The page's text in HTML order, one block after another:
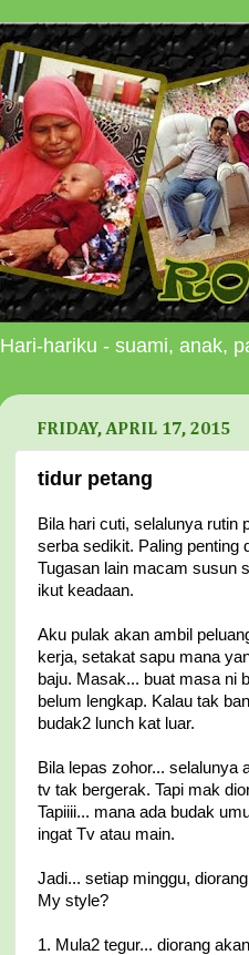
Hari-hariku - suami, anak,
FRIDAY, APRIL 17, 2015
tidur petang
Bila hari cuti, selalunya rutin
serba sedikit. Paling penting
Tugasan lain macam susun
ikut keadaan.
Aku pulak akan ambil
kerja, setakat sapu mana
baju. Masak... buat masa ni
belum lengkap. Kalau tak
budak2 lunch kat luar.
Bila lepas zohor... selalunya
tv tak bergerak. Tapi mak
Tapiiii... mana ada budak
ingat Tv atau main.
Jadi... setiap minggu,
My style?
1. Mula2 tegur... diorang